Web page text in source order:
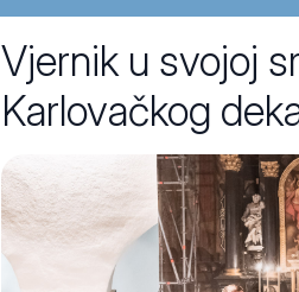
Vjernik u svojoj
Karlovačkog